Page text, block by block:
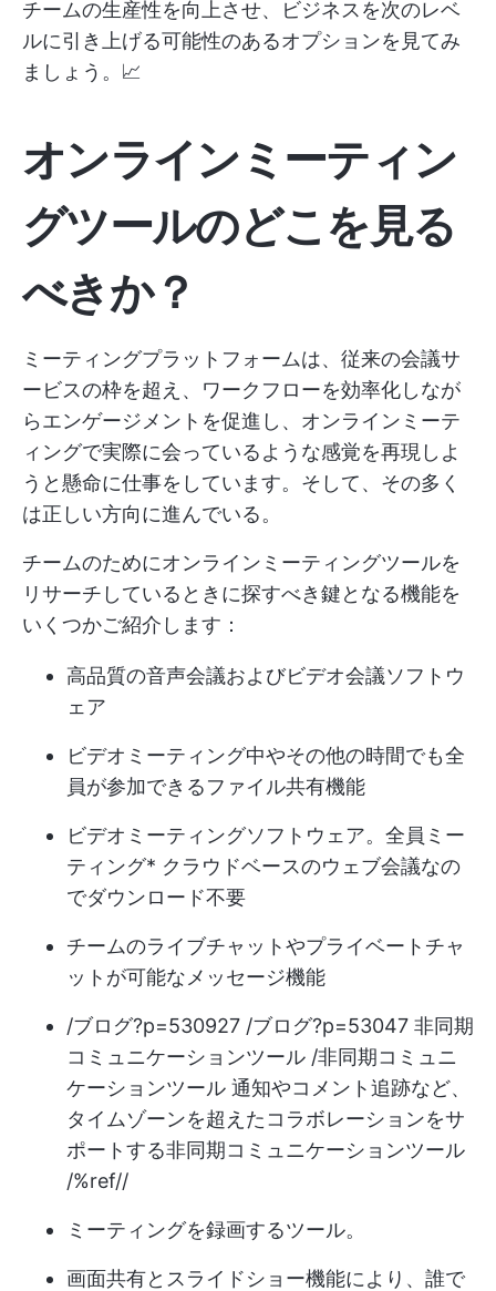
チームの生産性を向上させ、ビジネスを次のレベ
ルに引き上げる可能性のあるオプションを見てみ
ましょう。📈
オンラインミーティン
グツールのどこを見る
べきか？
ミーティングプラットフォームは、従来の会議サ
ービスの枠を超え、ワークフローを効率化しなが
らエンゲージメントを促進し、オンラインミーテ
ィングで実際に会っているような感覚を再現しよ
うと懸命に仕事をしています。そして、その多く
は正しい方向に進んでいる。
チームのためにオンラインミーティングツールを
リサーチしているときに探すべき鍵となる機能を
いくつかご紹介します：
高品質の音声会議およびビデオ会議ソフトウ
ェア
ビデオミーティング中やその他の時間でも全
員が参加できるファイル共有機能
ビデオミーティングソフトウェア。 全員ミー
ティング* クラウドベースのウェブ会議なの
でダウンロード不要
チームのライブチャットやプライベートチャ
ットが可能なメッセージ機能
/ブログ?p=530927 /ブログ?p=53047 非同期
コミュニケーションツール /非同期コミュニ
ケーションツール 通知やコメント追跡など、
タイムゾーンを超えたコラボレーションをサ
ポートする非同期コミュニケーションツール
/%ref//
ミーティングを録画するツール。
画面共有とスライドショー機能により、誰で